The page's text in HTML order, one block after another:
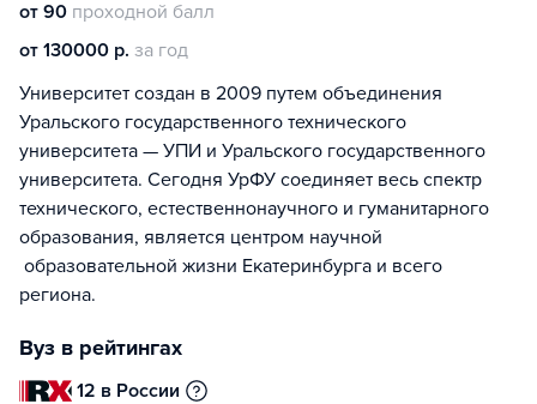
от 90 проходной балл
от 130000 р. за год
Университет создан в 2009 путем объединения
Уральского государственного технического
университета — УПИ и Уральского государственного
университета. Сегодня УрФУ соединяет весь спектр
технического, естественнонаучного и гуманитарного
образования, является центром научной
образовательной жизни Екатеринбурга и всего
региона.
Вуз в рейтингах
12 в России